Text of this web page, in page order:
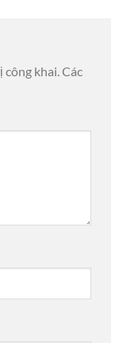
công khai.Các